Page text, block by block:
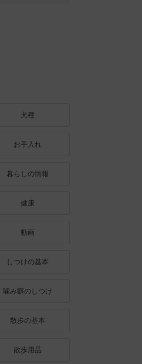
犬種
お手入れ
暮らしの情報
健康
動画
しつけの基本
噛み癖のしつけ
散歩の基本
散歩用品